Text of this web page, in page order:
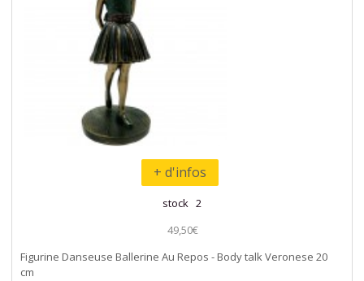
+ d'infos
stock 2
49,50€
Figurine Danseuse Ballerine Au Repos - Body talk Veronese 20
cm